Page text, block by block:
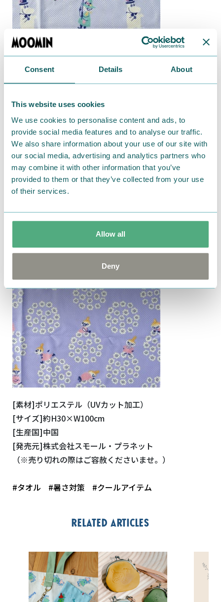
Consent Details About
This website uses cookies
We use cookies to personalise content and ads, to
provide social media features and to analyse our traffic.
We also share information about your use of our site with
our social media, advertising and analytics partners who
may combine it with other information that you’ve
provided to them or that they’ve collected from your use
of their services.
Allow all
Deny
[素材]ポリエステル（UVカット加工）
[サイズ]約H30×W100cm
[生産国]中国
[発売元]株式会社スモール・プラネット
（※売り切れの際はご容赦くださいませ。）
#タオル #暑さ対策 #クールアイテム
Related articles